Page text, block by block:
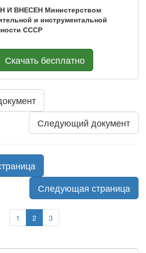
И ВНЕСЕН Министерством
и инст­рументальной
СССР
Скачать бесплатно
Следующий документ
Следующая страница
1 2 3